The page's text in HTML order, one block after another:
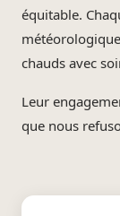
équitable.
chauds avec
Leur
que nous